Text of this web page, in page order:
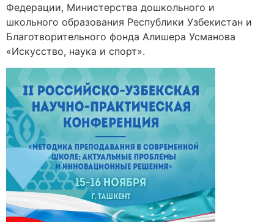
Федерации, Министерства дошкольного и
школьного образования Республики Узбекистан и
Благотворительного фонда Алишера Усманова
«Искусство, наука и спорт».